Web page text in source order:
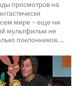
просмотров на
мире – еще ни
мультфильм не
поклонников. ...